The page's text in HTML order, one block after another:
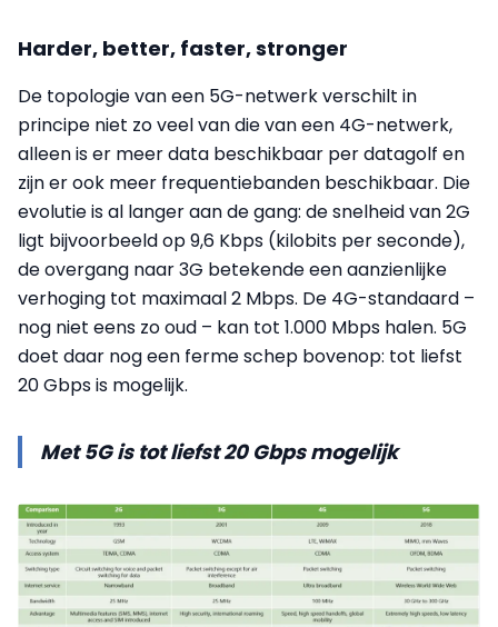
Harder, better, faster, stronger
De topologie van een 5G-netwerk verschilt in
principe niet zo veel van die van een 4G-netwerk,
alleen is er meer data beschikbaar per datagolf en
zijn er ook meer frequentiebanden beschikbaar. Die
evolutie is al langer aan de gang: de snelheid van 2G
ligt bijvoorbeeld op 9,6 Kbps (kilobits per seconde),
de overgang naar 3G betekende een aanzienlijke
verhoging tot maximaal 2 Mbps. De 4G-standaard –
nog niet eens zo oud – kan tot 1.000 Mbps halen. 5G
doet daar nog een ferme schep bovenop: tot liefst
20 Gbps is mogelijk.
Met 5G is tot liefst 20 Gbps mogelijk